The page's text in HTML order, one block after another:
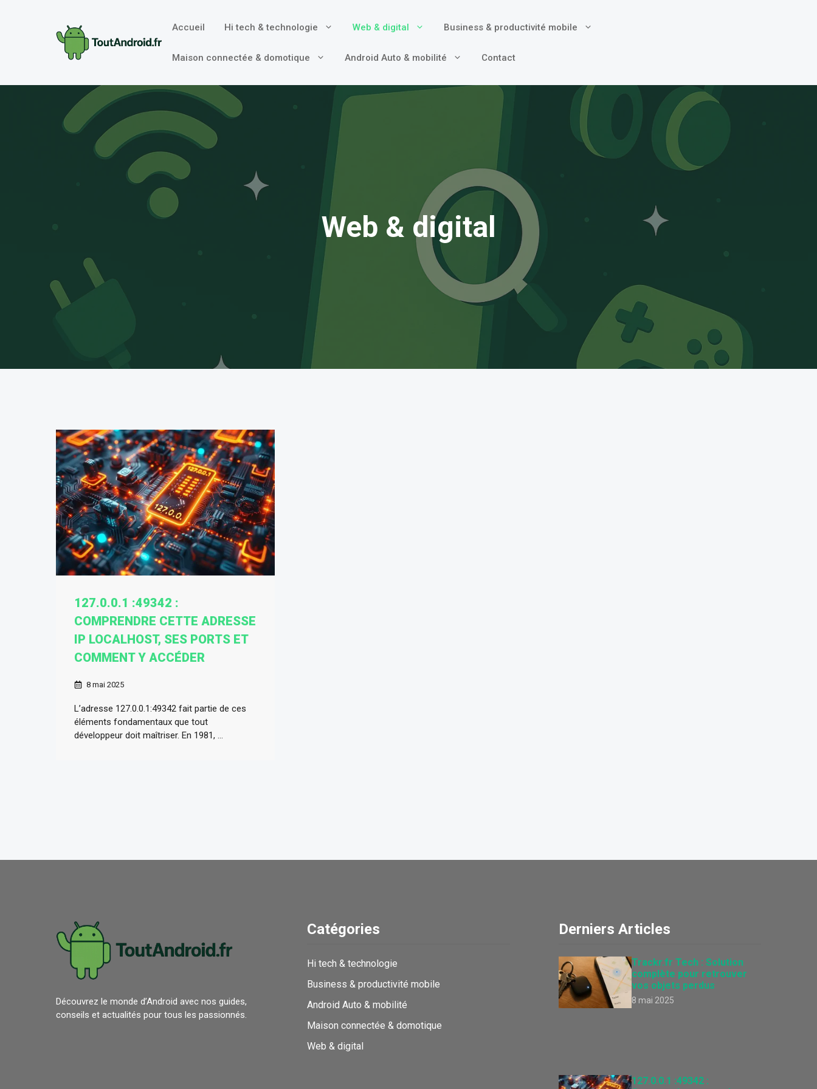
Accueil Hi tech & technologie Web & digital Business & productivité mobile
Maison connectée & domotique Android Auto & mobilité Contact
Web & digital
127.0.0.1 :49342 :
COMPRENDRE CETTE ADRESSE
IP LOCALHOST, SES PORTS ET
COMMENT Y ACCÉDER
8 mai 2025
L’adresse 127.0.0.1:49342 fait partie de ces
éléments fondamentaux que tout
développeur doit maîtriser. En 1981, ...
Découvrez le monde d’Android avec nos guides,
conseils et actualités pour tous les passionnés.
Catégories
Hi tech & technologie
Business & productivité mobile
Android Auto & mobilité
Maison connectée & domotique
Web & digital
Derniers Articles
Trackr.fr Tech : Solution
complète pour retrouver
vos objets perdus
8 mai 2025
127.0.0.1 :49342 :